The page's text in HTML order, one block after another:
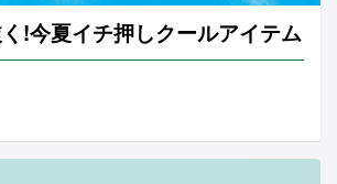
!今夏イチ押しクールアイテム